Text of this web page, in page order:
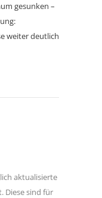
gesunken –
weiter deutlich
aktualisierte
Diese sind für